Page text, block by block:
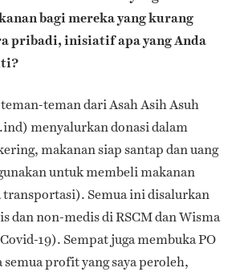
bagi mereka yang kurang
pribadi, inisiatif apa yang Anda
teman dari Asah Asih Asuh
menyalurkan donasi dalam
makanan siap santap dan uang
untuk membeli makanan
transportasi). Semua ini disalurkan
dan non-medis di RSCM dan Wisma
19). Sempat juga membuka PO
profit yang saya peroleh,